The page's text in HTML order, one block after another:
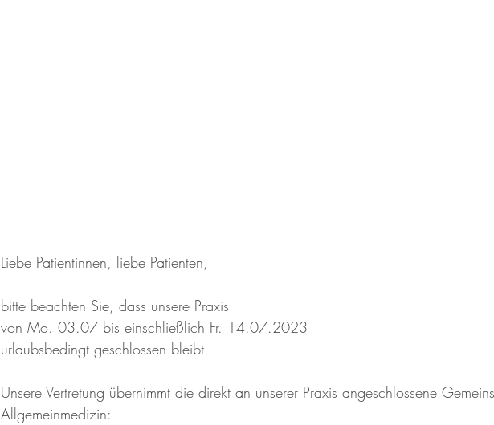
Liebe Patientinnen, liebe Patienten,
bitte beachten Sie, dass unsere Praxis
von Mo. 03.07 bis einschließlich Fr. 14.07.2023
urlaubsbedingt geschlossen bleibt.
Unsere Vertretung übernimmt die direkt an unserer Praxis angeschlossene
Allgemeinmedizin: